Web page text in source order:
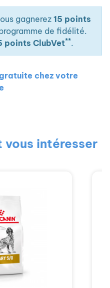
nutritionnelle sur
doit toujours être à
gagnerez 15 points
de fidélité.
points ClubVet**.
chez votre
vous intéresser